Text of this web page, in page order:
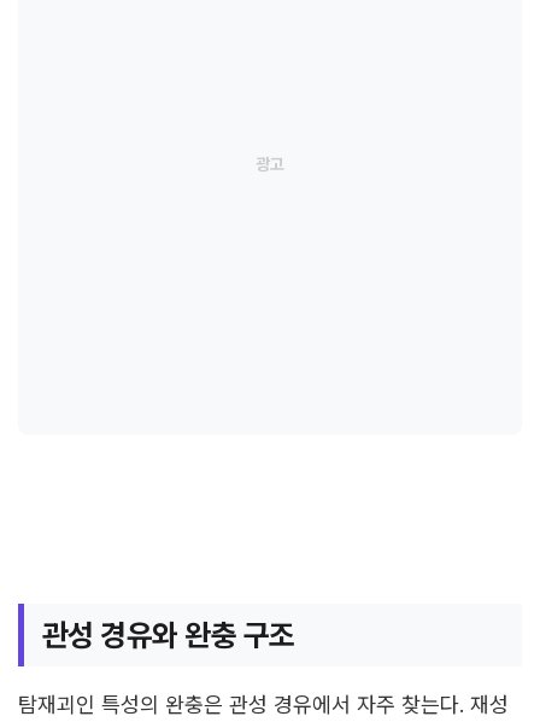
관성 경유와 완충 구조
탐재괴인 특성의 완충은 관성 경유에서 자주 찾는다. 재성